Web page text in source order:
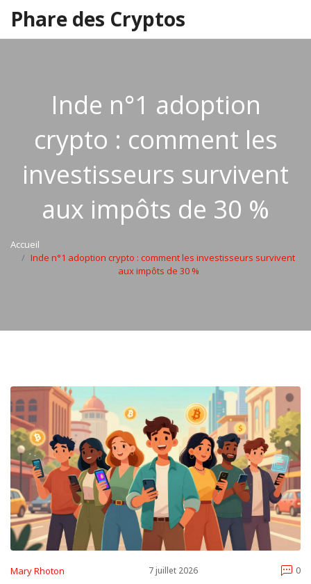
Phare des Cryptos
Inde n°1 adoption
crypto : comment les
investisseurs survivent
aux impôts de 30 %
Accueil
Inde n°1 adoption crypto : comment les investisseurs survivent
aux impôts de 30 %
Mary Rhoton 7 juillet 2026 0